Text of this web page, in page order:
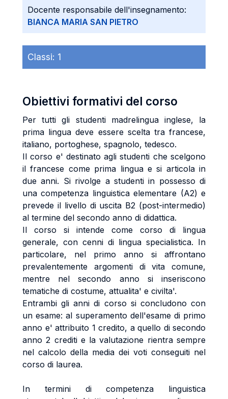
Docente responsabile dell'insegnamento:
BIANCA MARIA SAN PIETRO
Classi: 1
Obiettivi formativi del corso
Per tutti gli studenti madrelingua inglese, la
prima lingua deve essere scelta tra francese,
italiano, portoghese, spagnolo, tedesco.
Il corso e' destinato agli studenti che scelgono
il francese come prima lingua e si articola in
due anni. Si rivolge a studenti in possesso di
una competenza linguistica elementare (A2) e
prevede il livello di uscita B2 (post-intermedio)
al termine del secondo anno di didattica.
Il corso si intende come corso di lingua
generale, con cenni di lingua specialistica. In
particolare, nel primo anno si affrontano
prevalentemente argomenti di vita comune,
mentre nel secondo anno si inseriscono
tematiche di costume, attualita' e civilta'.
Entrambi gli anni di corso si concludono con
un esame: al superamento dell'esame di primo
anno e' attribuito 1 credito, a quello di secondo
anno 2 crediti e la valutazione rientra sempre
nel calcolo della media dei voti conseguiti nel
corso di laurea.
In termini di competenza linguistica